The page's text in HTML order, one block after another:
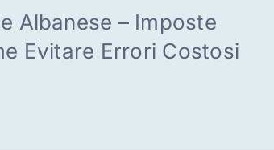
Albanese – Imposte
Evitare Errori Costosi